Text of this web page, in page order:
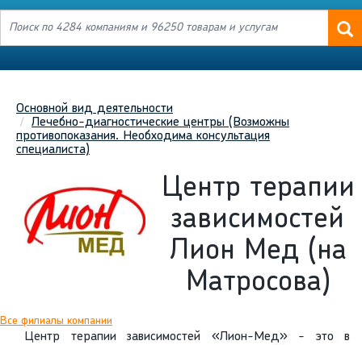
Основной вид деятельности
Лечебно-диагностические центры (Возможны
противопоказания. Необходима консультация
специалиста)
Центр терапии
зависимостей
Лион Мед (на
Матросова)
Все филиалы компании
Центр терапии зависимостей «Лион-Мед» - это в